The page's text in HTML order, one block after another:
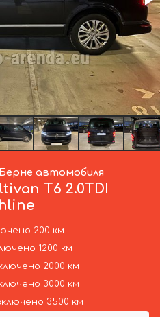
автомобиля
T6 2.0TDI
200 км
1200 км
2000 км
3000 км
3500 км